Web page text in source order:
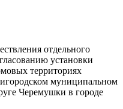
отдельного
установки
территориях
муниципальном
Черемушки в городе